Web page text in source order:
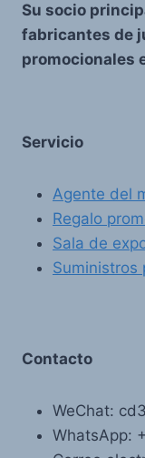
Su socio
fabricantes de
promocionales
Servicio
Agente del
Regalo
Sala de
Suministros
Contacto
WeChat:
WhatsApp: